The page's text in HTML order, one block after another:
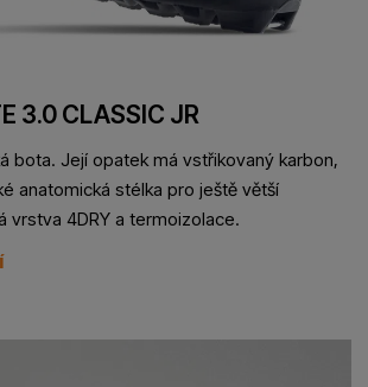
3.0 CLASSIC JR
bota. Její opatek má vstřikovaný karbon,
anatomická stélka pro ještě větší
vrstva 4DRY a termoizolace.